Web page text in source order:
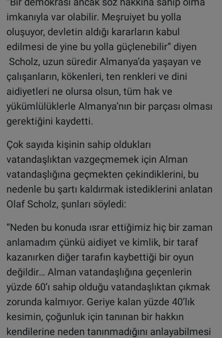
imkanıyla var olabilir. Meşruiyet bu yolla
oluşuyor, devletin aldığı kararların kabul
edilmesi de yine bu yolla güçlenebilir” diyen
Scholz, uzun süredir Almanya’da yaşayan ve
çalışanların, kökenleri, ten renkleri ve dini
aidiyetleri ne olursa olsun, tüm hak ve
yükümlülüklerle Almanya’nın bir parçası olması
gerektiğini kaydetti.
Çok sayıda kişinin sahip oldukları
vatandaşlıktan vazgeçmemek için Alman
vatandaşlığına geçmekten çekindiklerini, bu
nedenle bu şartı kaldırmak istediklerini anlatan
Olaf Scholz, şunları söyledi:
“Neden bu konuda ısrar ettiğimiz hiç bir zaman
anlamadım çünkü aidiyet ve kimlik, bir taraf
kazanırken diğer tarafın kaybettiği bir oyun
değildir… Alman vatandaşlığına geçenlerin
yüzde 60’ı sahip olduğu vatandaşlıktan çıkmak
zorunda kalmıyor. Geriye kalan yüzde 40’lık
kesimin, çoğunluk için tanınan bir hakkın
kendilerine neden tanınmadığını anlayabilmesi